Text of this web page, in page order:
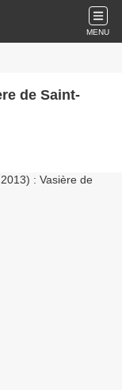
MENU
de Saint-